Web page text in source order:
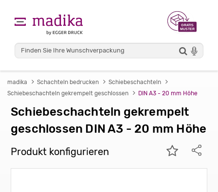
madika Schachteln bedrucken
Schiebeschachteln
Schiebeschachteln gekrempelt geschlossen
DIN A3 - 20 mm Höhe
Schiebeschachteln gekrempelt
geschlossen DIN A3 - 20 mm Höhe
Produkt konfigurieren